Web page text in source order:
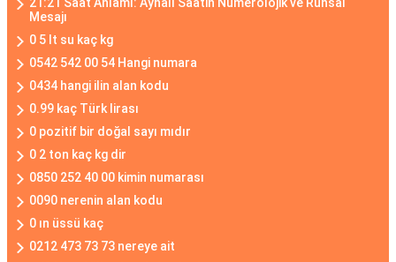
Mesajı
0 5 lt su kaç kg
0542 542 00 54 Hangi numara
0434 hangi ilin alan kodu
0.99 kaç Türk lirası
0 pozitif bir doğal sayı mıdır
0 2 ton kaç kg dir
0850 252 40 00 kimin numarası
0090 nerenin alan kodu
0 ın üssü kaç
0212 473 73 73 nereye ait